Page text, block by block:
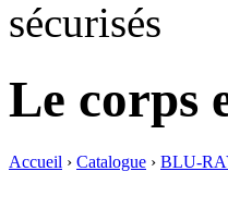
Le corps
Accueil › Catalogue › BLU-